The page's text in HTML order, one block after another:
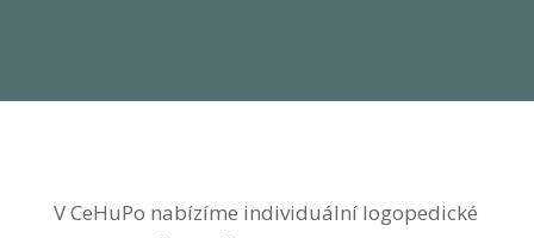
V CeHuPo nabízíme individuální logopedické